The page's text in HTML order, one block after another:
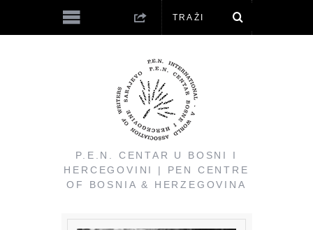
P.E.N. CENTAR U BOSNI I
HERCEGOVINI | PEN CENTRE
OF BOSNIA & HERZEGOVINA